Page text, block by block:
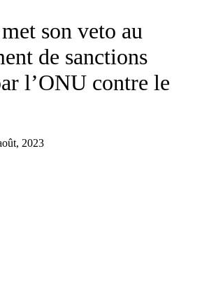
son veto au
de sanctions
l’ONU contre le
2023